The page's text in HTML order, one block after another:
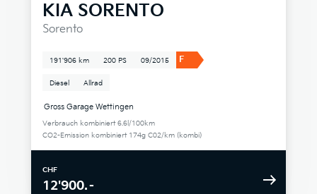
KIA SORENTO
Sorento
191'906 km 200 PS 09/2015 F
Diesel Allrad
Gross Garage Wettingen
Verbrauch kombiniert 6.6l/100km
CO2-Emission kombiniert 174g C02/km (kombi)
CHF
12'900.–